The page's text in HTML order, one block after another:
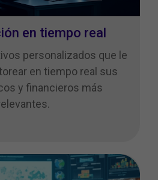
en tiempo real
personalizados que le
en tiempo real sus
y financieros más